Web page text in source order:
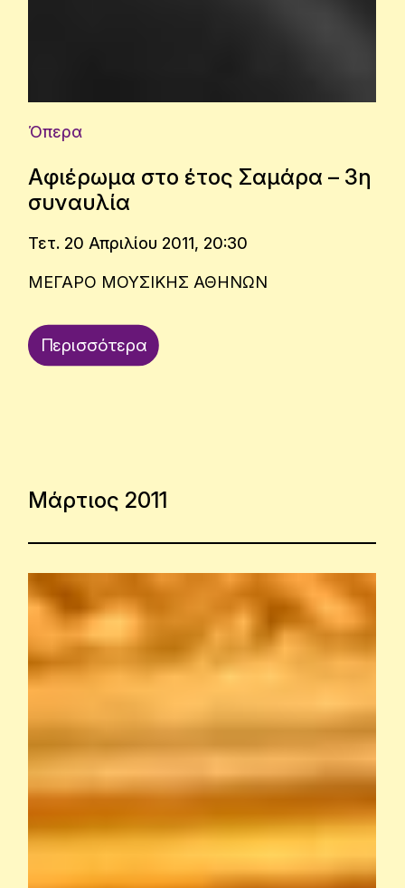
Όπερα
Αφιέρωμα στο έτος Σαμάρα – 3η
συναυλία
Τετ. 20 Απριλίου 2011, 20:30
ΜΕΓΑΡΟ ΜΟΥΣΙΚΗΣ ΑΘΗΝΩΝ
Περισσότερα
Μάρτιος 2011